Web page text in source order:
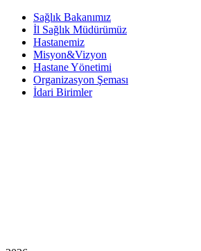
Sağlık Bakanımız
İl Sağlık Müdürümüz
Hastanemiz
Misyon&Vizyon
Hastane Yönetimi
Organizasyon Şeması
İdari Birimler